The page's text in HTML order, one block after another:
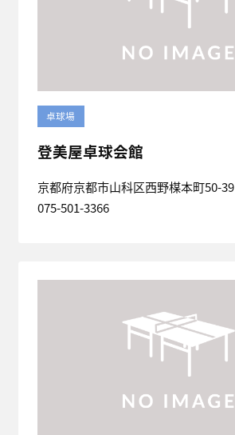
卓球場
登美屋卓球会館
京都府京都市山科区西野楳本町50-39
075-501-3366